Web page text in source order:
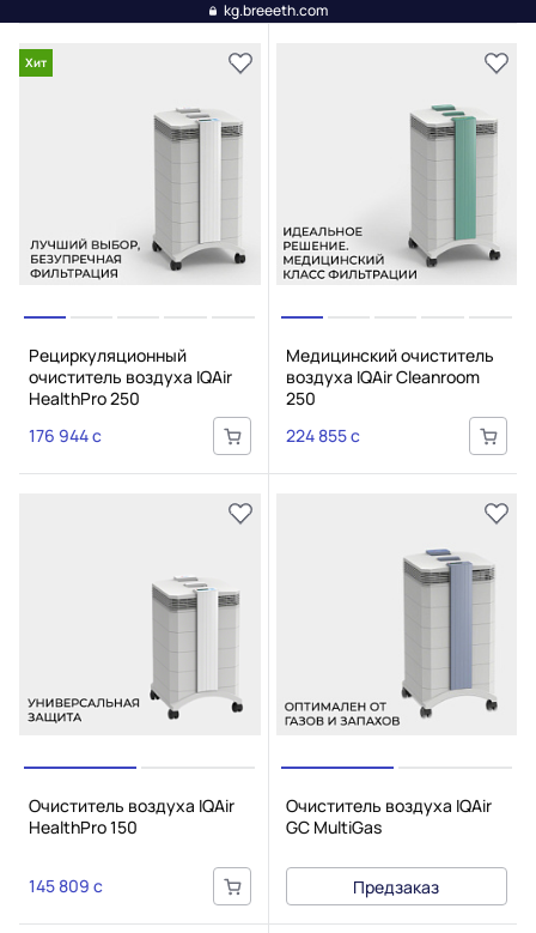
kg.breeeth.com
Хит
Рециркуляционный
очиститель воздуха IQAir
HealthPro 250
176 944 c
Медицинский очиститель
воздуха IQAir Cleanroom
250
224 855 c
Очиститель воздуха IQAir
HealthPro 150
145 809 c
Очиститель воздуха IQAir
GC MultiGas
Предзаказ